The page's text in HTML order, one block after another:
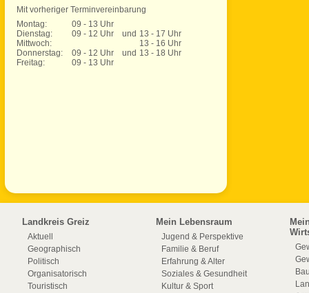
Mit vorheriger Terminvereinbarung
Montag:
09 - 13 Uhr
Dienstag:
09 - 12 Uhr und 13 - 17 Uhr
Mittwoch:
13 - 16 Uhr
Donnerstag:
09 - 12 Uhr und 13 - 18 Uhr
Freitag:
09 - 13 Uhr
Landkreis Greiz
Aktuell
Geographisch
Politisch
Organisatorisch
Touristisch
Mein Lebensraum
Jugend & Perspektive
Familie & Beruf
Erfahrung & Alter
Soziales & Gesundheit
Kultur & Sport